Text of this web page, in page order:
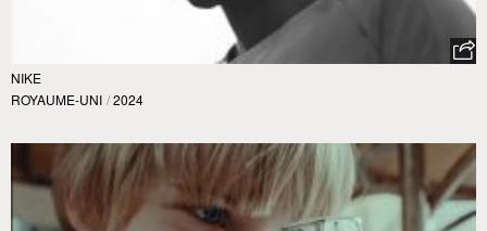
NIKE
ROYAUME-UNI / 2024